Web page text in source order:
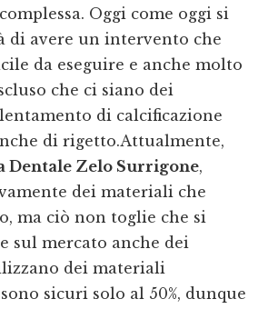
Oggi come oggi si
di avere un intervento che
da eseguire e anche molto
che ci siano dei
di calcificazione
di rigetto.Attualmente,
Dentale Zelo Surrigone,
dei materiali che
ma ciò non toglie che si
sul mercato anche dei
dei materiali
sicuri solo al 50%, dunque